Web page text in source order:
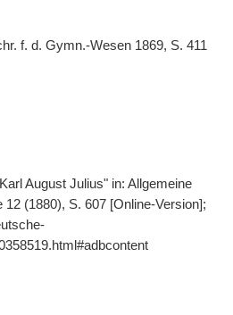
f. d. Gymn.-Wesen 1869, S. 411
August Julius" in: Allgemeine
12 (1880), S. 607 [Online-Version];